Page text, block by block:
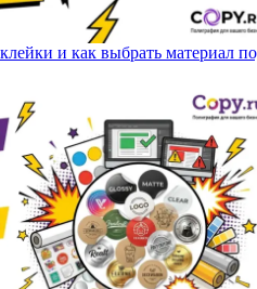
и как выбрать материал